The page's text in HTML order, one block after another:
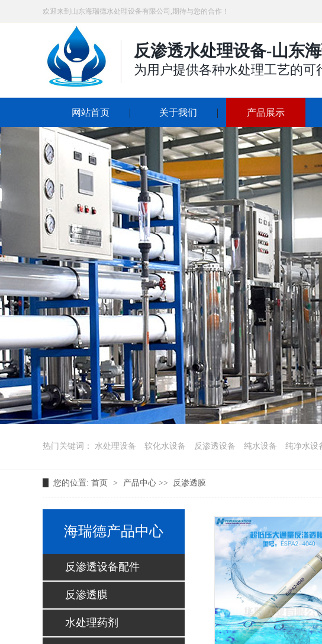
欢迎来到山东海瑞德水处理设备有限公司,期待与您的合作！
反渗透水处理设备-山东
为用户提供各种水处理工艺的可
网站首页 关于我们 产品展示
热门关键词： 水处理设备 软化水设备 反渗透设备 纯水设备 纯净水设
您的位置: 首页 > 产品中心 >> 反渗透膜
海瑞德产品中心
反渗透设备配件
反渗透膜
水处理药剂